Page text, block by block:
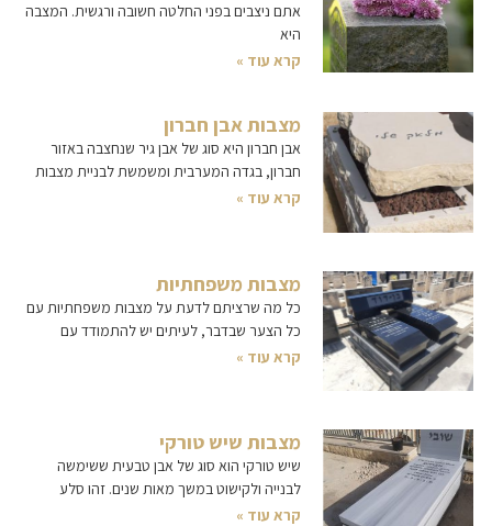
אתם ניצבים בפני החלטה חשובה ורגשית. המצבה
היא
קרא עוד »
מצבות אבן חברון
אבן חברון היא סוג של אבן גיר שנחצבה באזור
חברון, בגדה המערבית ומשמשת לבניית מצבות
קרא עוד »
מצבות משפחתיות
כל מה שרציתם לדעת על מצבות משפחתיות עם
כל הצער שבדבר, לעיתים יש להתמודד עם
קרא עוד »
מצבות שיש טורקי
שיש טורקי הוא סוג של אבן טבעית ששימשה
לבנייה ולקישוט במשך מאות שנים. זהו סלע
קרא עוד »